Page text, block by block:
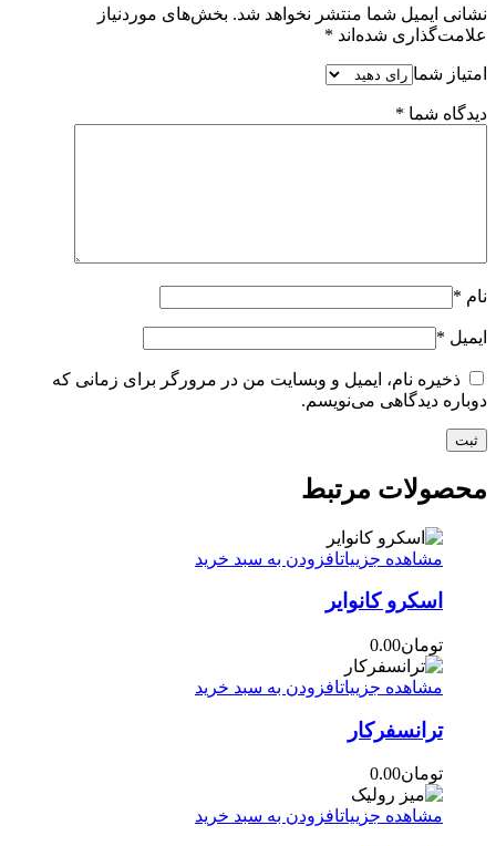
نشانی ایمیل شما منتشر نخواهد شد. بخش‌های موردنیاز
علامت‌گذاری شده‌اند *
امتیاز شما
دیدگاه شما *
نام *
ایمیل *
ذخیره نام، ایمیل و وبسایت من در مرورگر برای زمانی که
دوباره دیدگاهی می‌نویسم.
محصولات مرتبط
مشاهده جزییاتافزودن به سبد خرید
اسکرو کانوایر
تومان0.00
مشاهده جزییاتافزودن به سبد خرید
ترانسفرکار
تومان0.00
مشاهده جزییاتافزودن به سبد خرید